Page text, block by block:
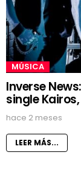
MÚSICA
Inverse
single
hace 2 meses
LEER MÁS...